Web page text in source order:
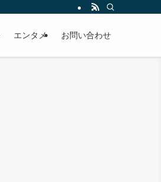
エンタメ お問い合わせ